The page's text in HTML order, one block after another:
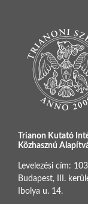
Trianon Kutató
Közhasznú
Levelezési cím:
Budapest, III.
Ibolya u. 14.